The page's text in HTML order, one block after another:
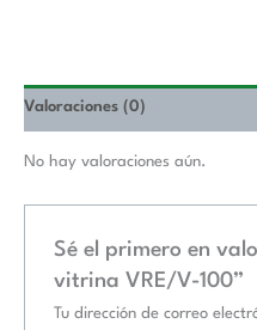
Valoraciones (0)
No hay valoraciones aún.
Sé el primero en
vitrina VRE/V-100”
Tu dirección de correo